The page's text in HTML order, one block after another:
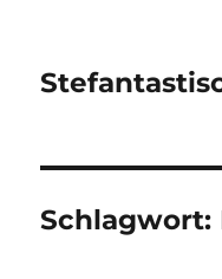
Schlagwort: